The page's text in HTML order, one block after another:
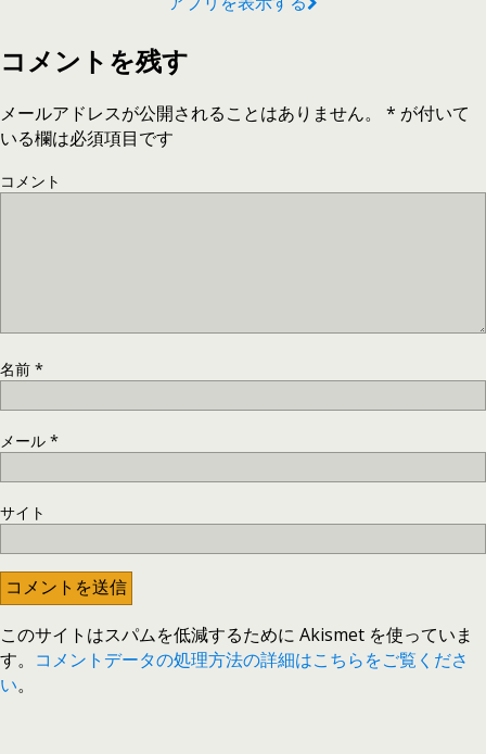
コメントを残す
メールアドレスが公開されることはありません。 * が付いて
いる欄は必須項目です
コメント
名前 *
メール *
サイト
このサイトはスパムを低減するために Akismet を使っていま
す。 コメントデータの処理方法の詳細はこちらをご覧くださ
い。